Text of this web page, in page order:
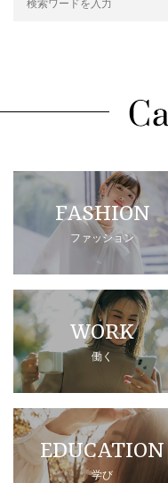
FASHION
ファッション
WORK
働く
EDUCATION
学び